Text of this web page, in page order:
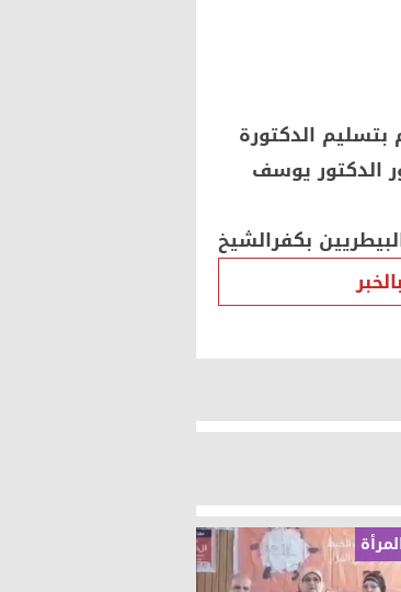
بتسليم الدكتورة
الدكتور يوسف
بكفرالشيخ